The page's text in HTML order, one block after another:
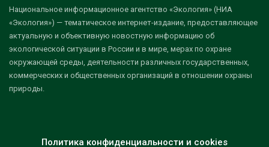
Национальное информационное агентство «Экология» (НИА
«Экология») — тематическое интернет-издание, предоставляющее
актуальную и объективную новостную информацию об
экологической ситуации в России и в мире, мерах по охране
окружающей среды, деятельности различных государственных,
коммерческих и общественных организаций в отношении охраны
природы.
Политика конфиденциальности и cookies